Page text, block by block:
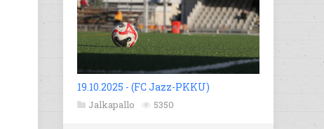
19.10.2025 - (FC Jazz-PKKU)
Jalkapallo 5350